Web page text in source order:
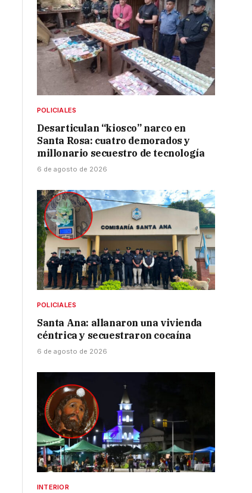
POLICIALES
Desarticulan “kiosco” narco en
Santa Rosa: cuatro demorados y
millonario secuestro de tecnología
6 de agosto de 2026
POLICIALES
Santa Ana: allanaron una vivienda
céntrica y secuestraron cocaína
6 de agosto de 2026
INTERIOR